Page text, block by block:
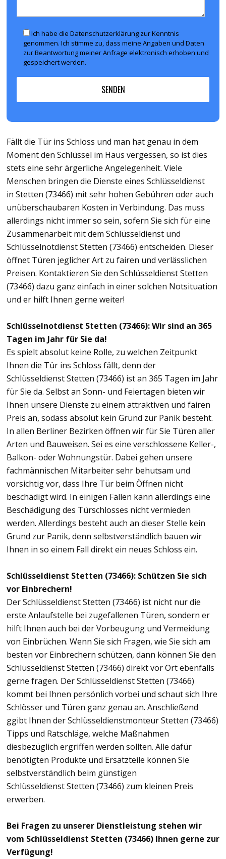
Ich habe die Datenschutzerklärung zur Kenntnis
genommen. Ich stimme zu, dass meine Angaben und Daten
zur Beantwortung meiner Anfrage elektronisch erhoben und
gespeichert werden.
Fällt die Tür ins Schloss und man hat genau in dem
Moment den Schlüssel im Haus vergessen, so ist dies
stets eine sehr ärgerliche Angelegenheit. Viele
Menschen bringen die Dienste eines Schlüsseldienst
in Stetten (73466) mit sehr hohen Gebühren oder auch
unüberschaubaren Kosten in Verbindung. Das muss
allerdings nicht immer so sein, sofern Sie sich für eine
Zusammenarbeit mit dem Schlüsseldienst und
Schlüsselnotdienst Stetten (73466) entscheiden. Dieser
öffnet Türen jeglicher Art zu fairen und verlässlichen
Preisen. Kontaktieren Sie den Schlüsseldienst Stetten
(73466) dazu ganz einfach in einer solchen Notsituation
und er hilft Ihnen gerne weiter!
Schlüsselnotdienst Stetten (73466): Wir sind an 365
Tagen im Jahr für Sie da!
Es spielt absolut keine Rolle, zu welchen Zeitpunkt
Ihnen die Tür ins Schloss fällt, denn der
Schlüsseldienst Stetten (73466) ist an 365 Tagen im Jahr
für Sie da. Selbst an Sonn- und Feiertagen bieten wir
Ihnen unsere Dienste zu einem attraktiven und fairen
Preis an, sodass absolut kein Grund zur Panik besteht.
In allen Berliner Bezirken öffnen wir für Sie Türen aller
Arten und Bauweisen. Sei es eine verschlossene Keller-,
Balkon- oder Wohnungstür. Dabei gehen unsere
fachmännischen Mitarbeiter sehr behutsam und
vorsichtig vor, dass Ihre Tür beim Öffnen nicht
beschädigt wird. In einigen Fällen kann allerdings eine
Beschädigung des Türschlosses nicht vermieden
werden. Allerdings besteht auch an dieser Stelle kein
Grund zur Panik, denn selbstverständlich bauen wir
Ihnen in so einem Fall direkt ein neues Schloss ein.
Schlüsseldienst Stetten (73466): Schützen Sie sich
vor Einbrechern!
Der Schlüsseldienst Stetten (73466) ist nicht nur die
erste Anlaufstelle bei zugefallenen Türen, sondern er
hilft Ihnen auch bei der Vorbeugung und Vermeidung
von Einbrüchen. Wenn Sie sich Fragen, wie Sie sich am
besten vor Einbrechern schützen, dann können Sie den
Schlüsseldienst Stetten (73466) direkt vor Ort ebenfalls
gerne fragen. Der Schlüsseldienst Stetten (73466)
kommt bei Ihnen persönlich vorbei und schaut sich Ihre
Schlösser und Türen ganz genau an. Anschließend
ggibt Ihnen der Schlüsseldienstmonteur Stetten (73466)
Tipps und Ratschläge, welche Maßnahmen
diesbezüglich ergriffen werden sollten. Alle dafür
benötigten Produkte und Ersatzteile können Sie
selbstverständlich beim günstigen
Schlüsseldienst Stetten (73466) zum kleinen Preis
erwerben.
Bei Fragen zu unserer Dienstleistung stehen wir
vom Schlüsseldienst Stetten (73466) Ihnen gerne zur
Verfügung!